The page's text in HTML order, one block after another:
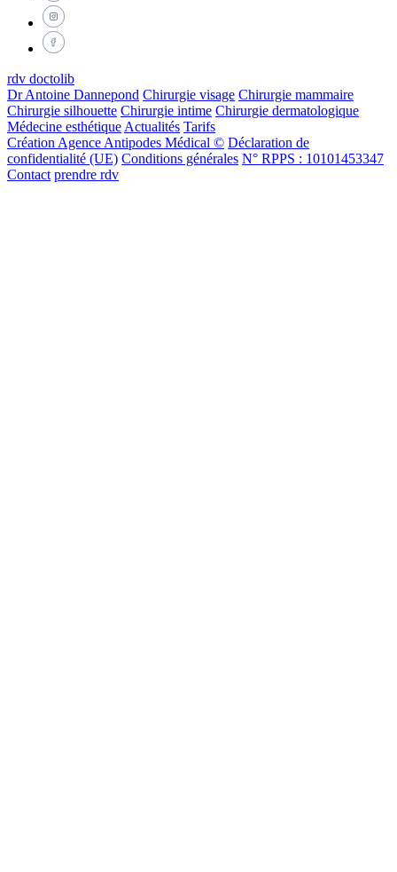
rdv doctolib
Dr Antoine Dannepond Chirurgie visage Chirurgie mammaire
Chirurgie silhouette Chirurgie intime Chirurgie dermatologique
Médecine esthétique Actualités Tarifs
Création Agence Antipodes Médical © Déclaration de
confidentialité (UE) Conditions générales N° RPPS : 10101453347
Contact prendre rdv